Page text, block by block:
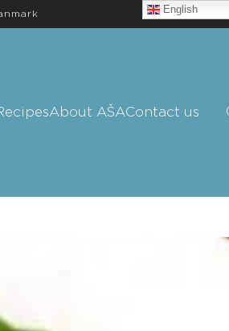
About AŠAContact us
English